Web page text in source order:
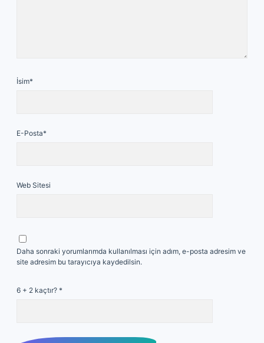
İsim*
E-Posta*
Web Sitesi
Daha sonraki yorumlarımda kullanılması için adım, e-posta adresim ve
site adresim bu tarayıcıya kaydedilsin.
6 + 2 kaçtır? *